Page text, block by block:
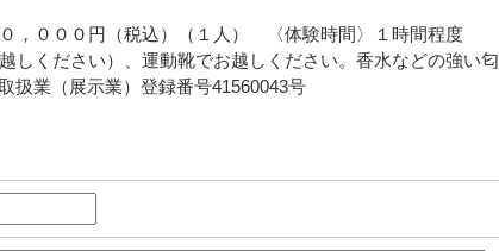
，０００円（税込）（１人） 〈体験時間〉１時間程度
ください）、運動靴でお越しください。香水などの強い匂
扱業（展示業）登録番号41560043号